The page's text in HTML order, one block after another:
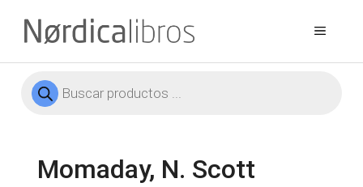
contenido
Menú
Búsqueda
de
Momaday, N. Scott